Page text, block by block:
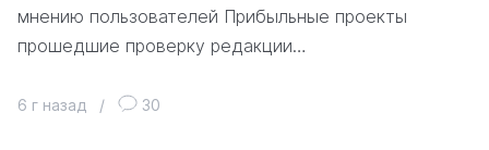
мнению пользователей Прибыльные проекты
прошедшие проверку редакции…
6 г назад / 30